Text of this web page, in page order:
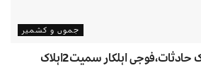
جموں و کشمیر
کپوارہ اور کنگن میں سڑک حادثات،فوجی اہلکار سمیت2اہلاک